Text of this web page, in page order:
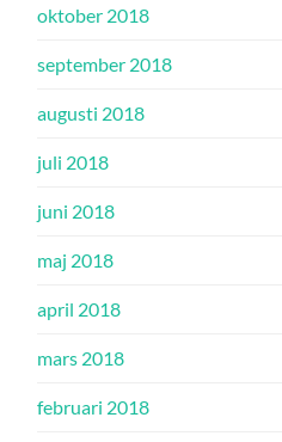
oktober 2018
september 2018
augusti 2018
juli 2018
juni 2018
maj 2018
april 2018
mars 2018
februari 2018